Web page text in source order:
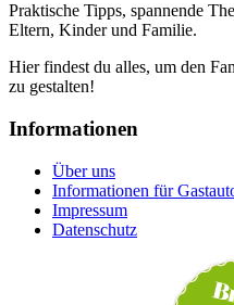
Praktische Tipps, spannende
Eltern, Kinder und Familie.
Hier findest du alles, um den
zu gestalten!
Informationen
Über uns
Informationen für
Impressum
Datenschutz